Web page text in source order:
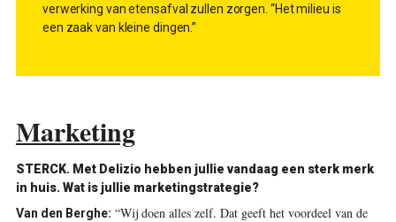
verwerking van etensafval zullen zorgen. “Het milieu is
een zaak van kleine dingen.”
Marketing
STERCK. Met Delizio hebben jullie vandaag een sterk merk
in huis. Wat is jullie marketingstrategie?
Van den Berghe: “Wij doen alles zelf. Dat geeft het voordeel van de